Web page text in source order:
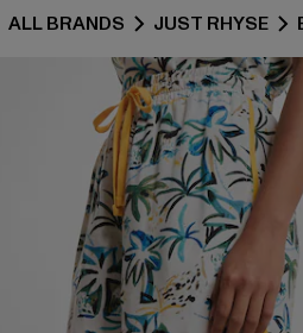
ALL BRANDS JUST RHYSE